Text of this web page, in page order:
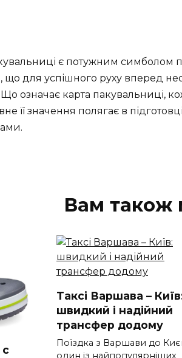
є потужним симболом
що для успішного руху вперед
Що означає карта пакувальниці,
її значення полягає в
Вам також
с
Таксі Варшава –
швидкий і надійний
трансфер додому
Поїздка з Варшави до
один із найпопулярніших